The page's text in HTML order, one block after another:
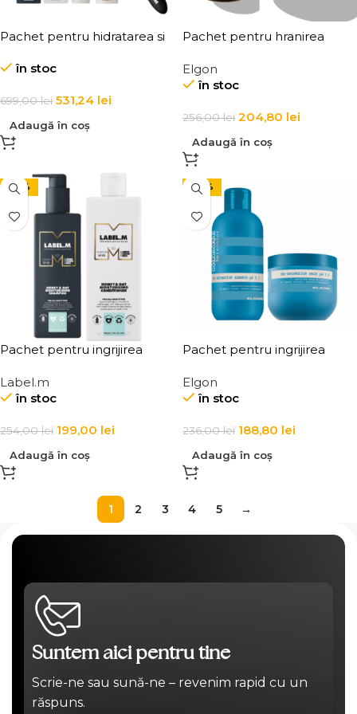
Pachet pentru hidratarea si
în stoc
699,00lei 531,24 lei
Adaugă în coș
Pachet pentru hranirea
Elgon
în stoc
256,00lei 204,80 lei
Adaugă în coș
-22%
Pachet pentru ingrijirea
Label.m
în stoc
254,00lei 199,00 lei
Adaugă în coș
-20%
Pachet pentru ingrijirea
Elgon
în stoc
236,00lei 188,80 lei
Adaugă în coș
1 2 3 4 5 →
Suntem aici pentru tine
Scrie-ne sau sună-ne – revenim rapid cu un
răspuns.